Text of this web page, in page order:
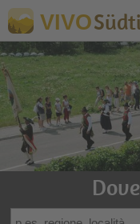
VIVO